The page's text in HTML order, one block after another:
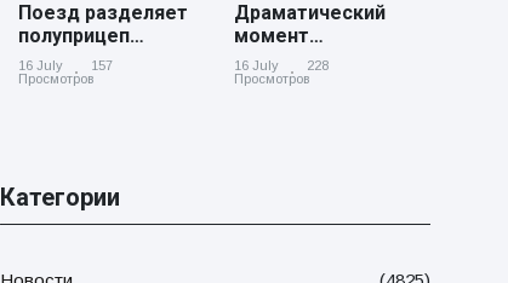
Поезд разделяет
полуприцеп
пополам на
железнодорожном
16 July
157
Просмотров
Драматический
момент
канадский
грузовой поезд
16 July
228
Просмотров
Категории